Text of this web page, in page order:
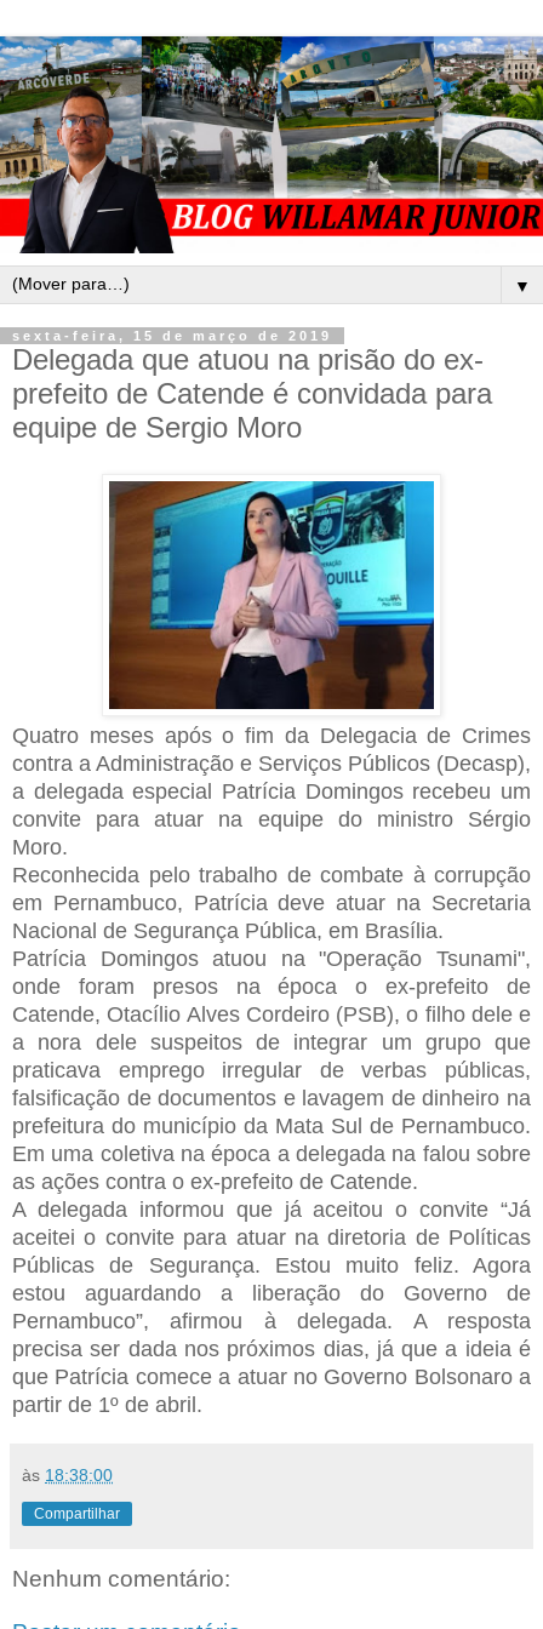
▼
sexta-feira, 15 de março de 2019
Delegada que atuou na prisão do ex-
prefeito de Catende é convidada para
equipe de Sergio Moro
Quatro meses após o fim da Delegacia de Crimes
contra a Administração e Serviços Públicos (Decasp),
a delegada especial Patrícia Domingos recebeu um
convite para atuar na equipe do ministro Sérgio
Moro.
Reconhecida pelo trabalho de combate à corrupção
em Pernambuco, Patrícia deve atuar na Secretaria
Nacional de Segurança Pública, em Brasília.
Patrícia Domingos atuou na "Operação Tsunami",
onde foram presos na época o ex-prefeito de
Catende, Otacílio Alves Cordeiro (PSB), o filho dele e
a nora dele suspeitos de integrar um grupo que
praticava emprego irregular de verbas públicas,
falsificação de documentos e lavagem de dinheiro na
prefeitura do município da Mata Sul de Pernambuco.
Em uma coletiva na época a delegada na falou sobre
as ações contra o ex-prefeito de Catende.
A delegada informou que já aceitou o convite “Já
aceitei o convite para atuar na diretoria de Políticas
Públicas de Segurança. Estou muito feliz. Agora
estou aguardando a liberação do Governo de
Pernambuco”, afirmou à delegada. A resposta
precisa ser dada nos próximos dias, já que a ideia é
que Patrícia comece a atuar no Governo Bolsonaro a
partir de 1º de abril.
às 18:38:00
Compartilhar
Nenhum comentário: